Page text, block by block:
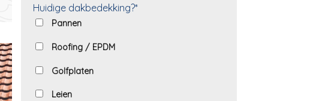
Huidige dakbedekking?*
Pannen
Roofing / EPDM
Golfplaten
Leien